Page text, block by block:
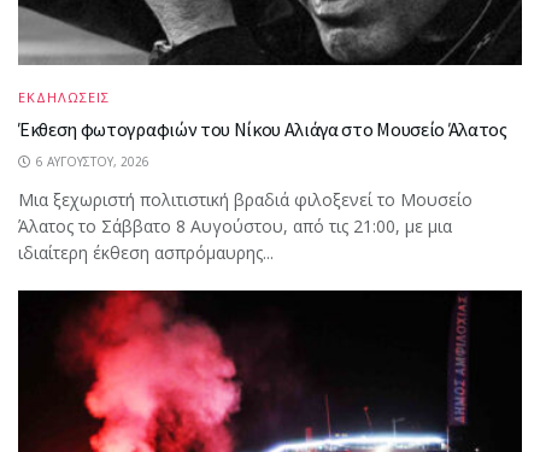
ΕΚΔΗΛΩΣΕΙΣ
Έκθεση φωτογραφιών του Νίκου Αλιάγα στο Μουσείο Άλατος
6 ΑΥΓΟΎΣΤΟΥ, 2026
Μια ξεχωριστή πολιτιστική βραδιά φιλοξενεί το Μουσείο
Άλατος το Σάββατο 8 Αυγούστου, από τις 21:00, με μια
ιδιαίτερη έκθεση ασπρόμαυρης...